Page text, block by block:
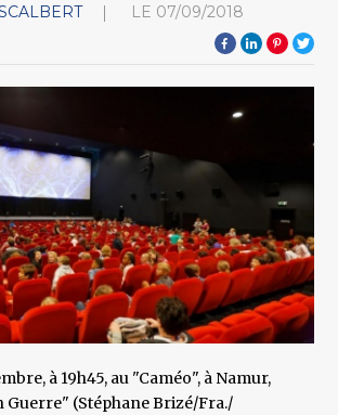
LE 07/09/2018
à 19h45, au "Caméo", à Namur,
(Stéphane Brizé/Fra./